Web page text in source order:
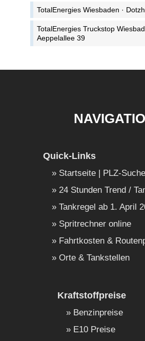
TotalEnergies Wiesbaden ·
TotalEnergies Truckstop
Aeppelallee 39
Quick-Links
Startseite | PLZ-Suche
24 Stunden Trend /
Tankregel ab 1. April
Spritrechner online
Fahrtkosten &
Orte & Tankstellen
Kraftstoffpreise
Benzinpreise
E10 Preise